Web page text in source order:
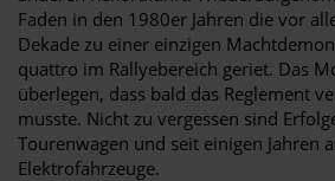
Faden in den 1980er Jahren die vor
Dekade zu einer einzigen
quattro im Rallyebereich geriet. Das
überlegen, dass bald das Reglement
musste. Nicht zu vergessen sind
Tourenwagen und seit einigen Jahren
Elektrofahrzeuge.